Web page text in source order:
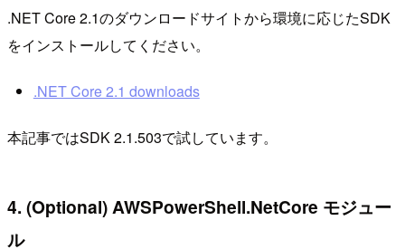
.NET Core 2.1のダウンロードサイトから環境に応じたSDK
をインストールしてください。
.NET Core 2.1 downloads
本記事ではSDK 2.1.503で試しています。
4. (Optional) AWSPowerShell.NetCore モジュー
ル